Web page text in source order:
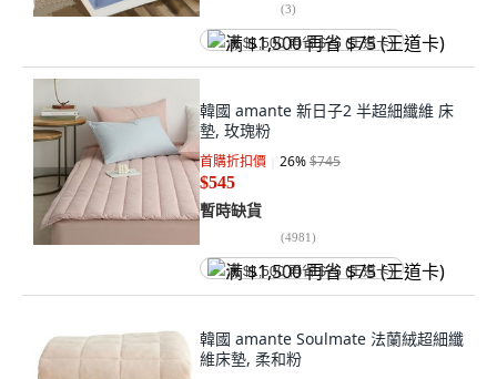
(3)
满 $1,500 再省 $75 (王道卡)
韓國 amante 新日子2 半超細纖維 床
墊, 玫瑰粉
首購折扣價 26%$745
$545
暫時缺貨
(4981)
满 $1,500 再省 $75 (王道卡)
韓國 amante Soulmate 法蘭絨超細纖
維床墊, 柔和粉